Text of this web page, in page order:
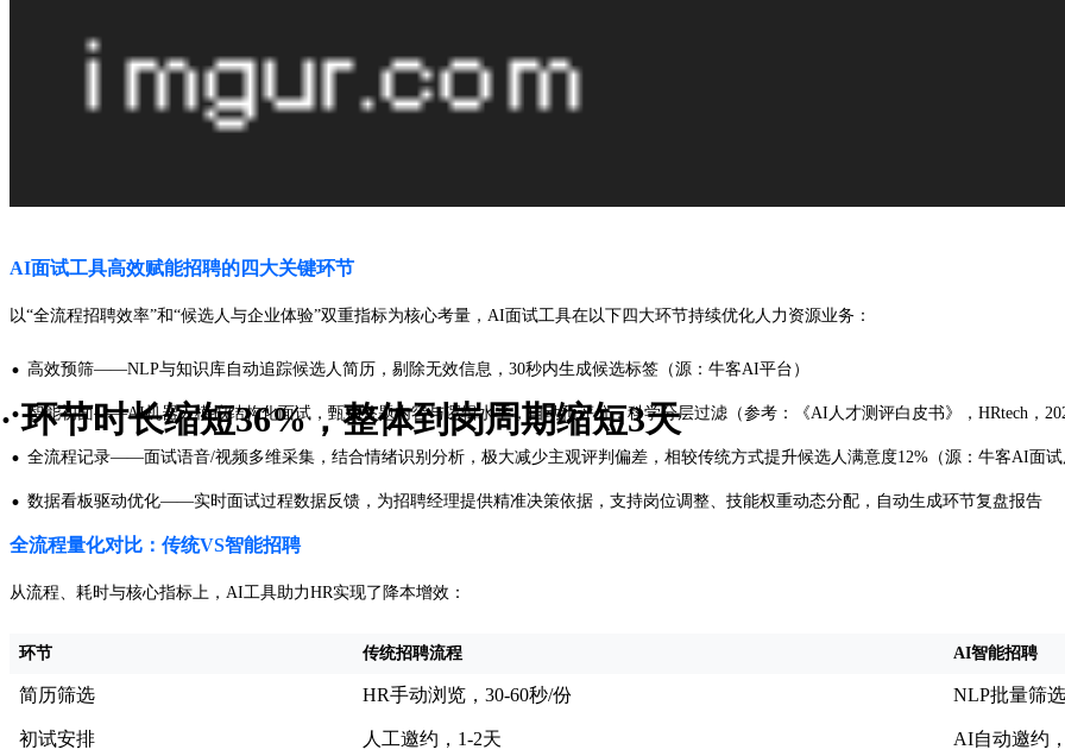
AI面试工具高效赋能招聘的四大关键环节
以“全流程招聘效率”和“候选人与企业体验”双重指标为核心考量，AI面试工具在以下四大环节持续优化人力资源业务：
· 高效预筛——NLP与知识库自动追踪候选人简历，剔除无效信息，30秒内生成候选标签（源：牛客AI平台）
· 智能初面——AI机器人模拟结构化面试，甄别答题内容与逻辑水平，自动预评分，科学分层过滤（参考：《AI人才测评白皮书》，HRtech，
· 全流程记录——面试语音/视频多维采集，结合情绪识别分析，极大减少主观评判偏差，相较传统方式提升候选人满意度12%（源：牛客AI面试
· 数据看板驱动优化——实时面试过程数据反馈，为招聘经理提供精准决策依据，支持岗位调整、技能权重动态分配，自动生成环节复盘报告
全流程量化对比：传统VS智能招聘
从流程、耗时与核心指标上，AI工具助力HR实现了降本增效：
环节 传统招聘流程 AI智能招聘
简历筛选 HR手动浏览，30-60秒/份 NLP批量筛
初试安排 人工邀约，1-2天 AI自动邀约
· 环节时长缩短36%，整体到岗周期缩短3天